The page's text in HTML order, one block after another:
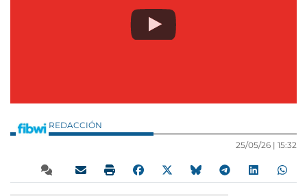
REDACCIÓN
25/05/26 | 15:32